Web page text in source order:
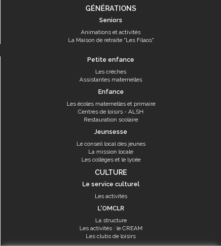
GÉNÉRATIONS
Seniors
Animations et activités
La Maison de retraite "Les Filaos"
Petite enfance
Les crèches
Assistantes maternelles
Enfance
Les écoles maternelles et primaire
Centres de loisirs - ALSH
Restauration scolaire
Jeunsesse
Le conseil local des jeunes
La mission locale
Les collèges et le lycée
CULTURE
Le service culturel
Les activités
L'OMCLR
La structure
Les activités : le CREAM
Les clubs de loisirs